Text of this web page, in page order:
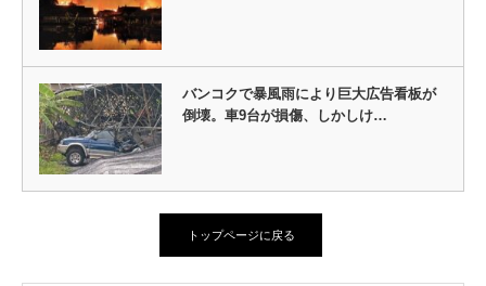
バンコクで暴風雨により巨大広告看板が
倒壊。車9台が損傷、しかしけ…
トップページに戻る